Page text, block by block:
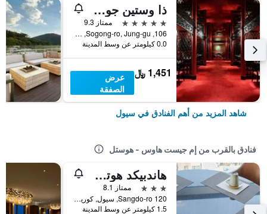
ذا وستين جوسون سول
5 نجوم
ممتاز 9.3
106, Sogong-ro, Jung-gu, سيول, كوريا الجنوبية
0.0 كيلومتر عن وسط المدينة
1,451 ﷼
عرض
الصفقة
شاهد المزيد من أهم الفنادق في سيول
فنادق بالقرب من إم جيست هاوس - هوستل
هاندبيكد هوتل آند كوليكشنز
3 نجوم
ممتاز 8.1
120 Sangdo-ro, سيول, كوريا الجنوبية
1.5 كيلومتر عن وسط المدينة